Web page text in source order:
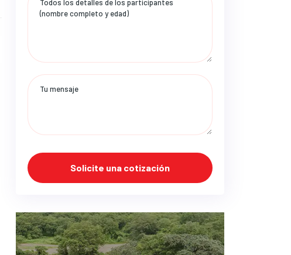
Solicite una cotización